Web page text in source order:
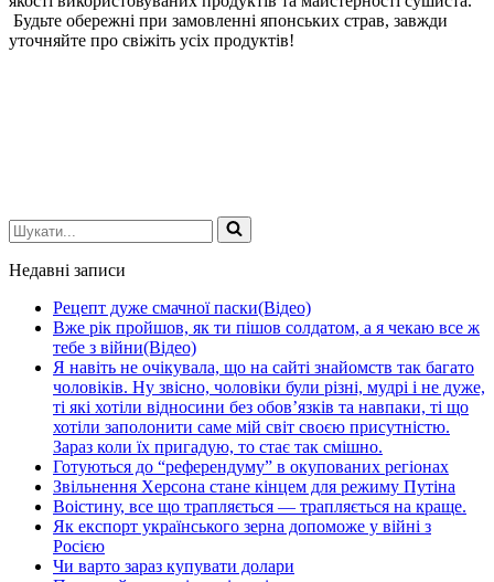
Будьте обережні при замовленні японських страв, завжди
уточняйте про свіжіть усіх продуктів!
Шукати...
Недавні записи
Рецепт дуже смачної паски(Відео)
Вже рік пройшов, як ти пішов солдатом, а я чекаю все ж
тебе з війни(Відео)
Я навіть не очікувала, що на сайті знайомств так багато
чоловіків. Ну звісно, чоловіки були різні, мудрі і не дуже,
ті які хотіли відносини без обов’язків та навпаки, ті що
хотіли заполонити саме мій світ своєю присутністю.
Зараз коли їх пригадую, то стає так смішно.
Готуються до “референдуму” в окупованих регіонах
Звільнення Херсона стане кінцем для режиму Путіна
Воістину, все що трапляється — трапляється на краще.
Як експорт українського зерна допоможе у війні з
Росією
Чи варто зараз купувати долари